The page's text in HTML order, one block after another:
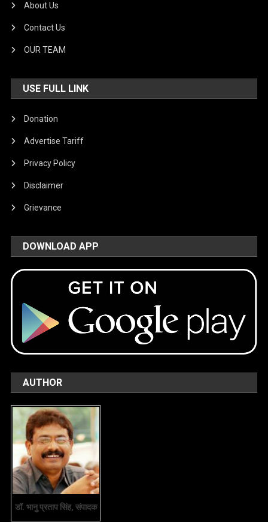
About Us
Contact Us
OUR TEAM
USE FULL LINK
Donation
Advertise Tariff
Privacy Policy
Disclaimer
Grievance
DOWNLOAD APP
AUTHOR
डॉ. भानु प्रताप सिंह, संपादक